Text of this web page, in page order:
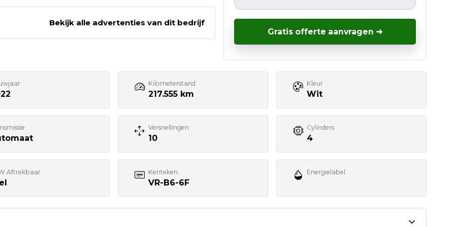
B.V.
Bezoek website adverteerder
Bekijk alle advertenties van dit bedrijf
Gratis offerte aanvragen ➜
Kilometerstand
217.555 km
Kleur
Wit
Versnellingen
10
Cylinders
4
Aftrekbaar Kenteken
VR-B6-6F
Energielabel